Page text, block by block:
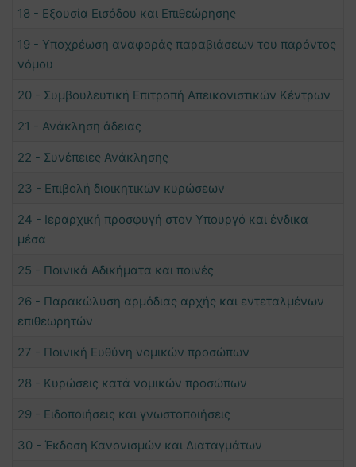
18 - Εξουσία Εισόδου και Επιθεώρησης
19 - Υποχρέωση αναφοράς παραβιάσεων του παρόντος
νόμου
20 - Συμβουλευτική Επιτροπή Απεικονιστικών Κέντρων
21 - Ανάκληση άδειας
22 - Συνέπειες Ανάκλησης
23 - Επιβολή διοικητικών κυρώσεων
24 - Ιεραρχική προσφυγή στον Υπουργό και ένδικα
μέσα
25 - Ποινικά Αδικήματα και ποινές
26 - Παρακώλυση αρμόδιας αρχής και εντεταλμένων
επιθεωρητών
27 - Ποινική Ευθύνη νομικών προσώπων
28 - Κυρώσεις κατά νομικών προσώπων
29 - Ειδοποιήσεις και γνωστοποιήσεις
30 - Έκδοση Κανονισμών και Διαταγμάτων